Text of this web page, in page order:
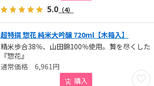
5.0 （4）
超特撰 惣花 純米大吟醸 720ml【木箱入】
精米歩合38％、山田錦100％使用。贅を尽くした
『惣花』
お気
6,961円
購入